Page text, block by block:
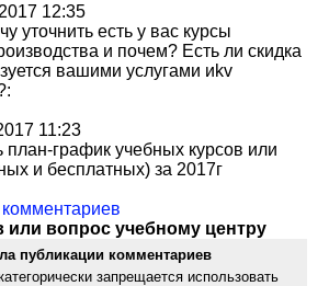
12:35
уточнить есть у вас курсы
а и почем? Есть ли скидка
вашими услугами иkv
11:23
график учебных курсов или
и бесплатных) за 2017г
или вопрос учебному центру
публикации комментариев
запрещается использовать